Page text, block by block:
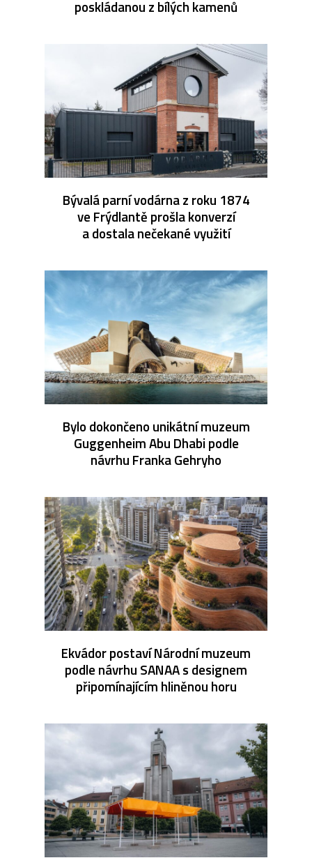
poskládanou z bílých kamenů
Bývalá parní vodárna z roku 1874
ve Frýdlantě prošla konverzí
a dostala nečekané využití
Bylo dokončeno unikátní muzeum
Guggenheim Abu Dhabi podle
návrhu Franka Gehryho
Ekvádor postaví Národní muzeum
podle návrhu SANAA s designem
připomínajícím hliněnou horu